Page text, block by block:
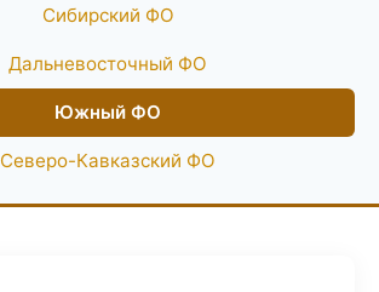
Сибирский ФО
Дальневосточный ФО
Южный ФО
Северо-Кавказский ФО